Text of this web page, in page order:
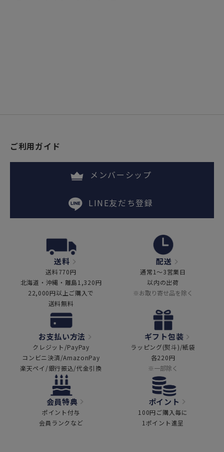
ご利用ガイド
メンバーシップ
LINE友だち登録
送料
送料770円
北海道・沖縄・離島1,320円
22,000円以上ご購入で
送料無料
配送
通常1～3営業日
以内の出荷
※お取り寄せ品を除く
お支払い方法
クレジット/PayPay
コンビニ決済/AmazonPay
楽天ペイ/銀行振込/代金引換
ギフト包装
ラッピング(熨斗)/紙袋
各220円
※一部除く
会員特典
ポイント付与
会員ランクなど
ポイント
100円ご購入毎に
1ポイント進呈